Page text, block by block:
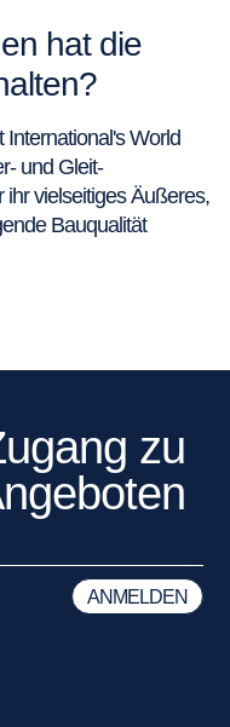
hat die
World
und Gleit-
vielseitiges Äußeres,
Bauqualität
zu